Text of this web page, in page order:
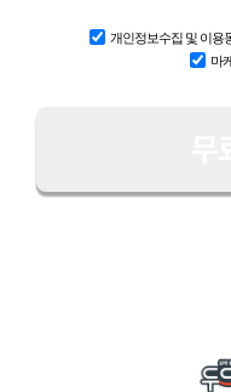
개인정보수집 및 이용
마